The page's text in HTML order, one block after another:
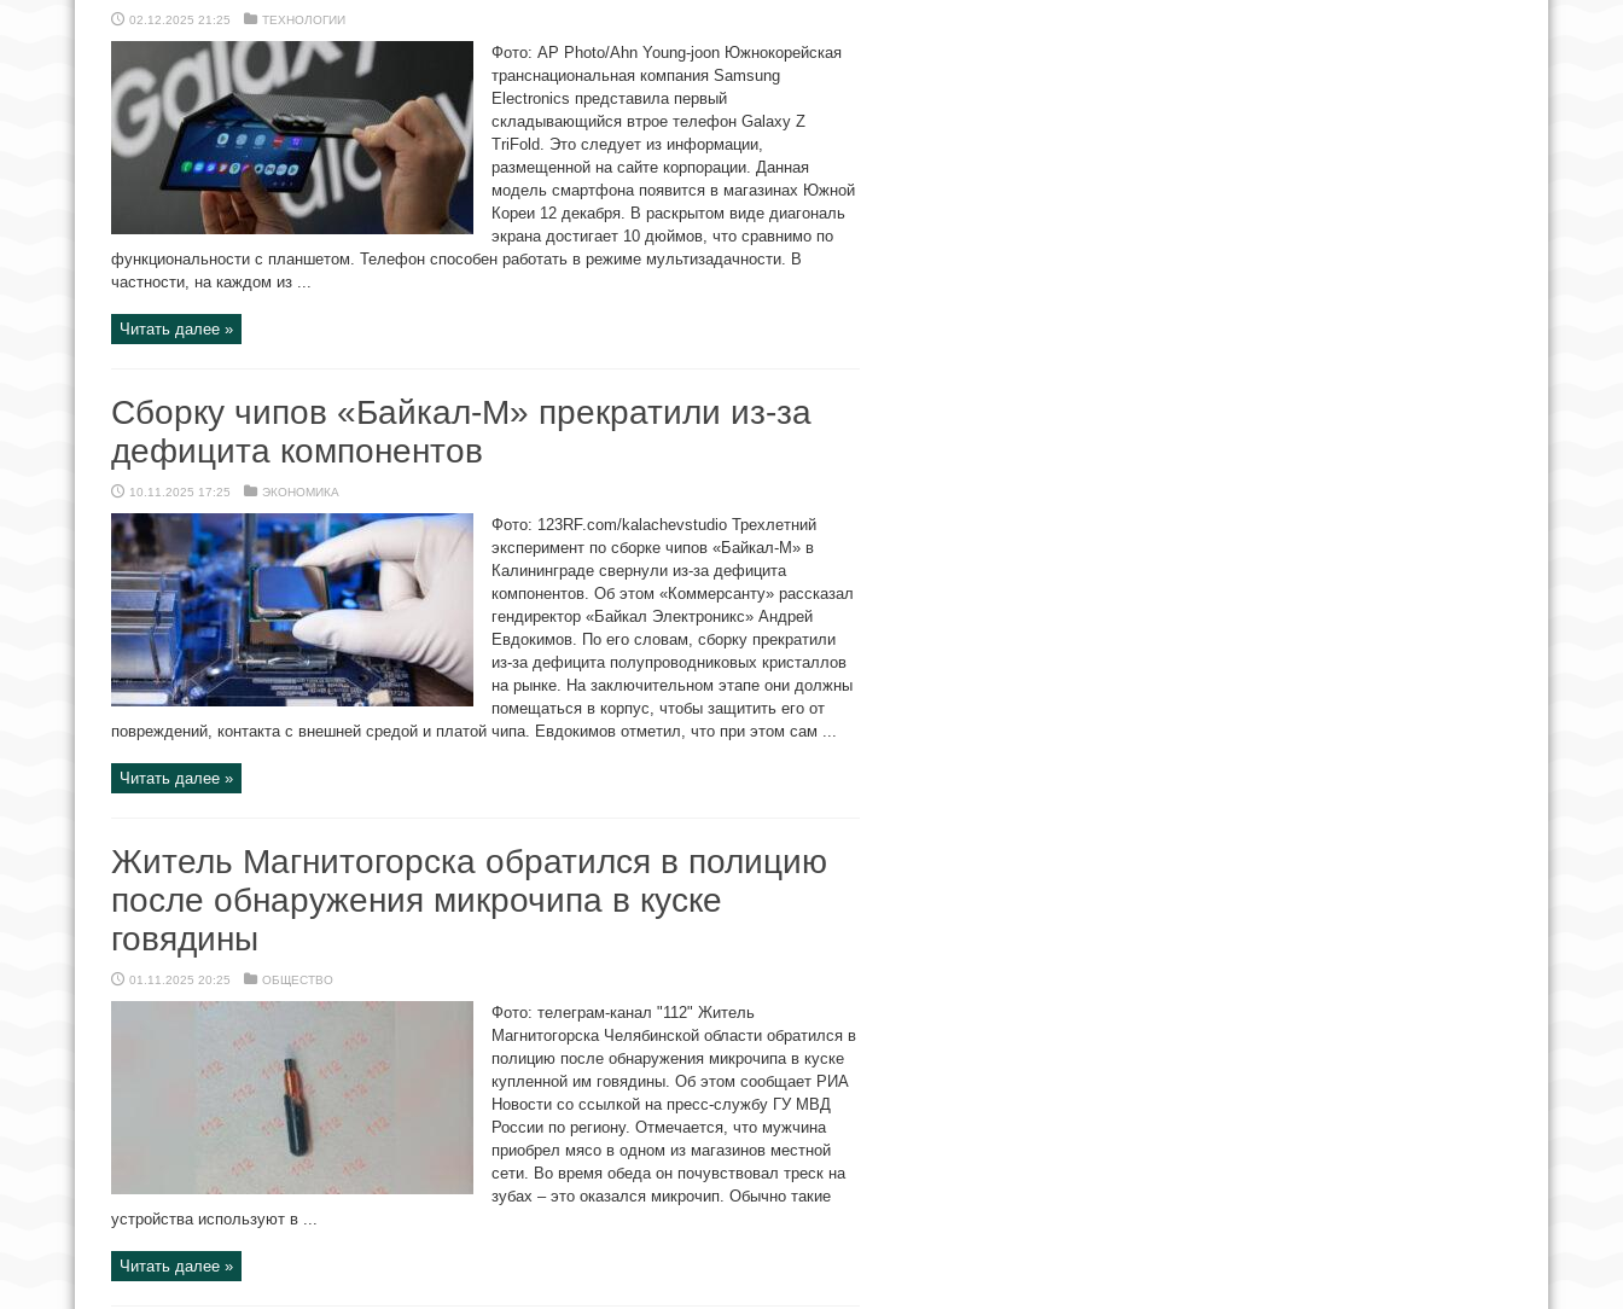
02.12.2025 21:25 ТЕХНОЛОГИИ
Фото: AP Photo/Ahn Young-joon Южнокорейская
транснациональная компания Samsung
Electronics представила первый
складывающийся втрое телефон Galaxy Z
TriFold. Это следует из информации,
размещенной на сайте корпорации. Данная
модель смартфона появится в магазинах Южной
Кореи 12 декабря. В раскрытом виде диагональ
экрана достигает 10 дюймов, что сравнимо по
функциональности с планшетом. Телефон способен работать в режиме мультизадачности. В
частности, на каждом из ...
Читать далее »
Сборку чипов «Байкал-М» прекратили из-за
дефицита компонентов
10.11.2025 17:25 ЭКОНОМИКА
Фото: 123RF.com/kalachevstudio Трехлетний
эксперимент по сборке чипов «Байкал-М» в
Калининграде свернули из-за дефицита
компонентов. Об этом «Коммерсанту» рассказал
гендиректор «Байкал Электроникс» Андрей
Евдокимов. По его словам, сборку прекратили
из-за дефицита полупроводниковых кристаллов
на рынке. На заключительном этапе они должны
помещаться в корпус, чтобы защитить его от
повреждений, контакта с внешней средой и платой чипа. Евдокимов отметил, что при этом сам ...
Читать далее »
Житель Магнитогорска обратился в полицию
после обнаружения микрочипа в куске
говядины
01.11.2025 20:25 ОБЩЕСТВО
Фото: телеграм-канал "112" Житель
Магнитогорска Челябинской области обратился в
полицию после обнаружения микрочипа в куске
купленной им говядины. Об этом сообщает РИА
Новости со ссылкой на пресс-службу ГУ МВД
России по региону. Отмечается, что мужчина
приобрел мясо в одном из магазинов местной
сети. Во время обеда он почувствовал треск на
зубах – это оказался микрочип. Обычно такие
устройства используют в ...
Читать далее »